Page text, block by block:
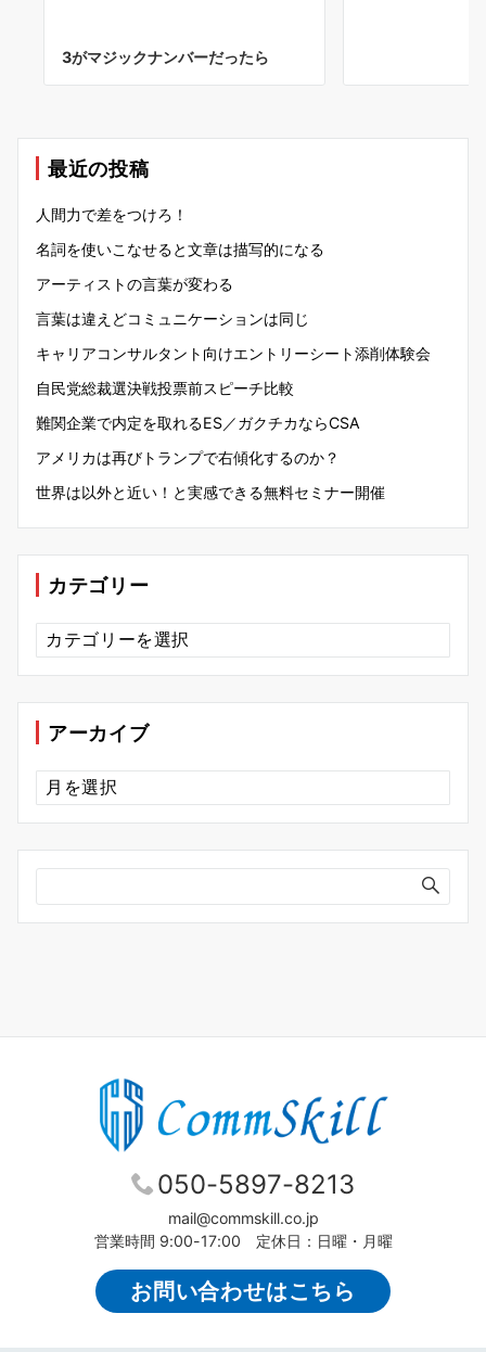
3がマジックナンバーだったら
最近の投稿
人間力で差をつけろ！
名詞を使いこなせると文章は描写的になる
アーティストの言葉が変わる
言葉は違えどコミュニケーションは同じ
キャリアコンサルタント向けエントリーシート添削体験会
自民党総裁選決戦投票前スピーチ比較
難関企業で内定を取れるES／ガクチカならCSA
アメリカは再びトランプで右傾化するのか？
世界は以外と近い！と実感できる無料セミナー開催
カテゴリー
カ
テ
ゴ
ー
アーカイブ
ア
ー
カ
ブ
050-5897-8213
mail@commskill.co.jp
営業時間 9:00-17:00 定休日：日曜・月曜
お問い合わせはこちら